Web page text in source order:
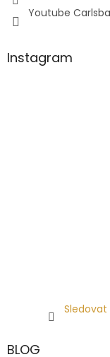
Youtube
Instagram
BLOG